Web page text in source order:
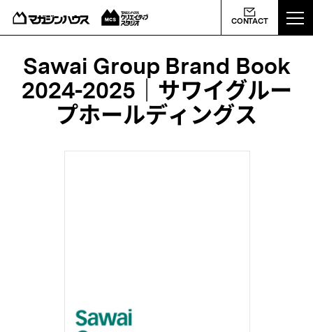
CONTACT
ABOUT US
MCS NEWS
WORKS
Sawai Group Brand Book
2024-2025｜サワイグルー
プホールディングス